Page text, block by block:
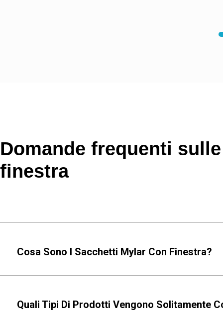
Domande frequenti
finestra
Cosa Sono I Sacchetti Mylar Con Finestra?
Quali Tipi Di Prodotti Vengono Solitamente